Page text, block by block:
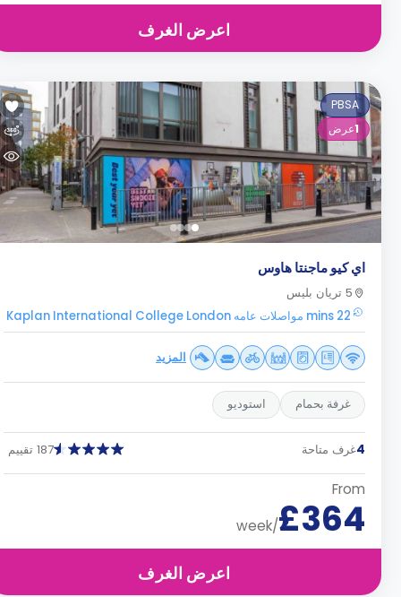
اعرض الغرف
PBSA
1 عرض
اي كيو ماجنتا هاوس
5 تريان بليس
22 mins مواصلات عامه Kaplan International College London
المزيد
غرفة بحمام استوديو
غرف متاحة 187 تقييم
From
£364
/week
اعرض الغرف